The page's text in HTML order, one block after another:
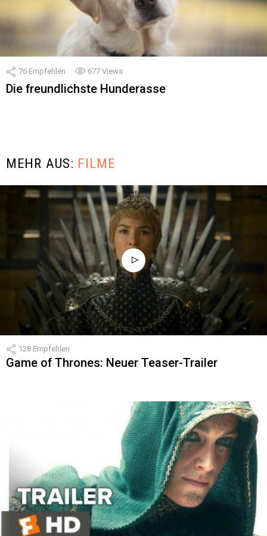
76 Empfehlen 677 Views
Die freundlichste Hunderasse
MEHR AUS: FILME
128 Empfehlen
Game of Thrones: Neuer Teaser-Trailer